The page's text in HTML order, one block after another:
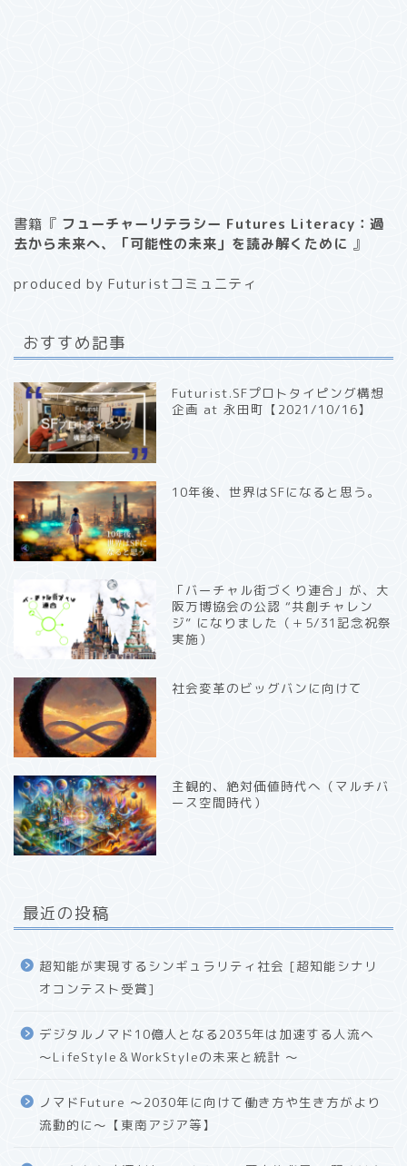
書籍『 フューチャーリテラシー Futures Literacy：過
去から未来へ、「可能性の未来」を読み解くために 』
produced by Futuristコミュニティ
おすすめ記事
Futurist.SFプロトタイピング構想
企画 at 永田町【2021/10/16】
10年後、世界はSFになると思う。
「バーチャル街づくり連合」が、大
阪万博協会の公認 “共創チャレン
ジ” になりました（＋5/31記念祝祭
実施）
社会変革のビッグバンに向けて
主観的、絶対価値時代へ（マルチバ
ース空間時代）
最近の投稿
超知能が実現するシンギュラリティ社会 [超知能シナリ
オコンテスト受賞]
デジタルノマド10億人となる2035年は加速する人流へ
〜LifeStyle＆WorkStyleの未来と統計 〜
ノマドFuture 〜2030年に向けて働き方や生き方がより
流動的に〜【東南アジア等】